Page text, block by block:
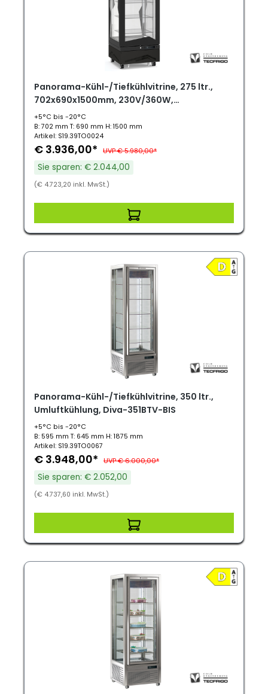
Panorama-Kühl-/Tiefkühlvitrine, 275 ltr.,
702x690x1500mm, 230V/360W,
Umluftkühlung, Marilyn 276BTQ.S.BIS
+5°C bis -20°C
B: 702 mm T: 690 mm H: 1500 mm
Artikel: S19.39TO0024
€ 3.936,00* UVP € 5.980,00*
Sie sparen: € 2.044,00
(€ 4.723,20 inkl. MwSt.)
Panorama-Kühl-/Tiefkühlvitrine, 350 ltr.,
Umluftkühlung, Diva-351BTV-BIS
+5°C bis -20°C
B: 595 mm T: 645 mm H: 1875 mm
Artikel: S19.39TO0067
€ 3.948,00* UVP € 6.000,00*
Sie sparen: € 2.052,00
(€ 4.737,60 inkl. MwSt.)